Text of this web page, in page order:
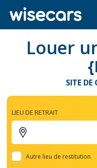
Louer
SITE
LIEU DE RETRAIT
Autre lieu de restitution